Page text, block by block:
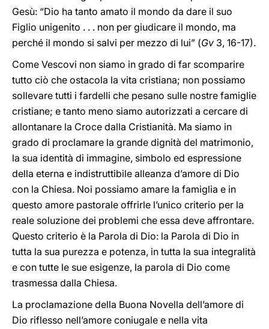
Gesù: “Dio ha tanto amato il mondo da dare il suo
Figlio unigenito . . . non per giudicare il mondo, ma
perché il mondo si salvi per mezzo di lui” (Gv 3, 16-17).
Come Vescovi non siamo in grado di far scomparire
tutto ciò che ostacola la vita cristiana; non possiamo
sollevare tutti i fardelli che pesano sulle nostre famiglie
cristiane; e tanto meno siamo autorizzati a cercare di
allontanare la Croce dalla Cristianità. Ma siamo in
grado di proclamare la grande dignità del matrimonio,
la sua identità di immagine, simbolo ed espressione
della eterna e indistruttibile alleanza d’amore di Dio
con la Chiesa. Noi possiamo amare la famiglia e in
questo amore pastorale offrirle l’unico criterio per la
reale soluzione dei problemi che essa deve affrontare.
Questo criterio è la Parola di Dio: la Parola di Dio in
tutta la sua purezza e potenza, in tutta la sua integralità
e con tutte le sue esigenze, la parola di Dio come
trasmessa dalla Chiesa.
La proclamazione della Buona Novella dell’amore di
Dio riflesso nell’amore coniugale e nella vita